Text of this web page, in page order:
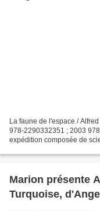
La faune de l'espace /
978-2290332351 ; 2003
expédition composée de
Marion présente
Turquoise, d'Ange